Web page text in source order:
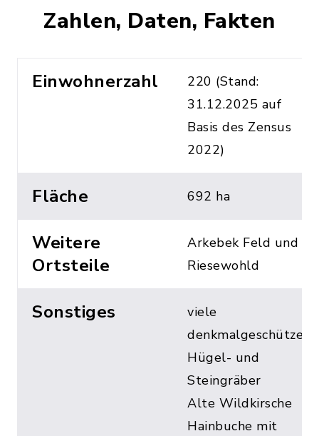
Zahlen, Daten, Fakten
Einwohnerzahl
220 (Stand:
31.12.2025 auf
Basis des Zensus
2022)
Fläche 692 ha
Weitere
Ortsteile
Arkebek Feld und
Riesewohld
Sonstiges
viele
denkmalgeschütze
Hügel- und
Steingräber
Alte Wildkirsche
Hainbuche mit